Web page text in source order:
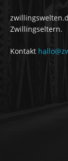
Zwillingseltern.
Kontakt